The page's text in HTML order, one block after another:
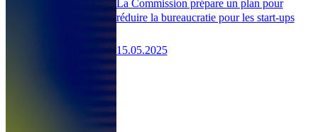
La Commission prépare un plan pour
réduire la bureaucratie pour les start-ups
15.05.2025